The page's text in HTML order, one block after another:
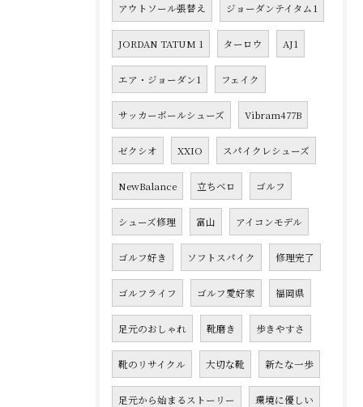
アウトソール張替え ジョーダンテイタム1
JORDAN TATUM 1 ターロウ AJ1
エア・ジョーダン1 フェイク
サッカーボールシューズ Vibram477B
ゼクシオ XXIO スパイクレシューズ
NewBalance 立ちベロ ゴルフ
シューズ修理 富山 アイコンモデル
ゴルフ好き ソフトスパイク 修理完了
ゴルフライフ ゴルフ愛好家 福岡県
足元のおしゃれ 靴磨き 歩きやすさ
靴のリサイクル 大切な靴 新たな一歩
足元から始まるストーリー 環境に優しい